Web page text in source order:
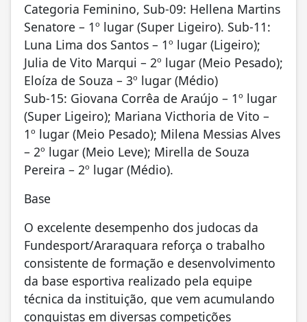
Categoria Feminino, Sub-09: Hellena Martins
Senatore – 1º lugar (Super Ligeiro). Sub-11:
Luna Lima dos Santos – 1º lugar (Ligeiro);
Julia de Vito Marqui – 2º lugar (Meio Pesado);
Eloíza de Souza – 3º lugar (Médio)
Sub-15: Giovana Corrêa de Araújo – 1º lugar
(Super Ligeiro); Mariana Victhoria de Vito –
1º lugar (Meio Pesado); Milena Messias Alves
– 2º lugar (Meio Leve); Mirella de Souza
Pereira – 2º lugar (Médio).
Base
O excelente desempenho dos judocas da
Fundesport/Araraquara reforça o trabalho
consistente de formação e desenvolvimento
da base esportiva realizado pela equipe
técnica da instituição, que vem acumulando
conquistas em diversas competições